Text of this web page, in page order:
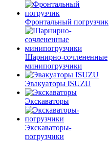
Фронтальный погрузчик
Шарнирно-сочлененные
минипогрузчики
Эвакуаторы ISUZU
Экскаваторы
Экскаваторы-
погрузчики